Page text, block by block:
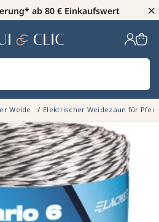
ab 80 € Einkaufswert ×
Weide Elektrischer Weidezaun für